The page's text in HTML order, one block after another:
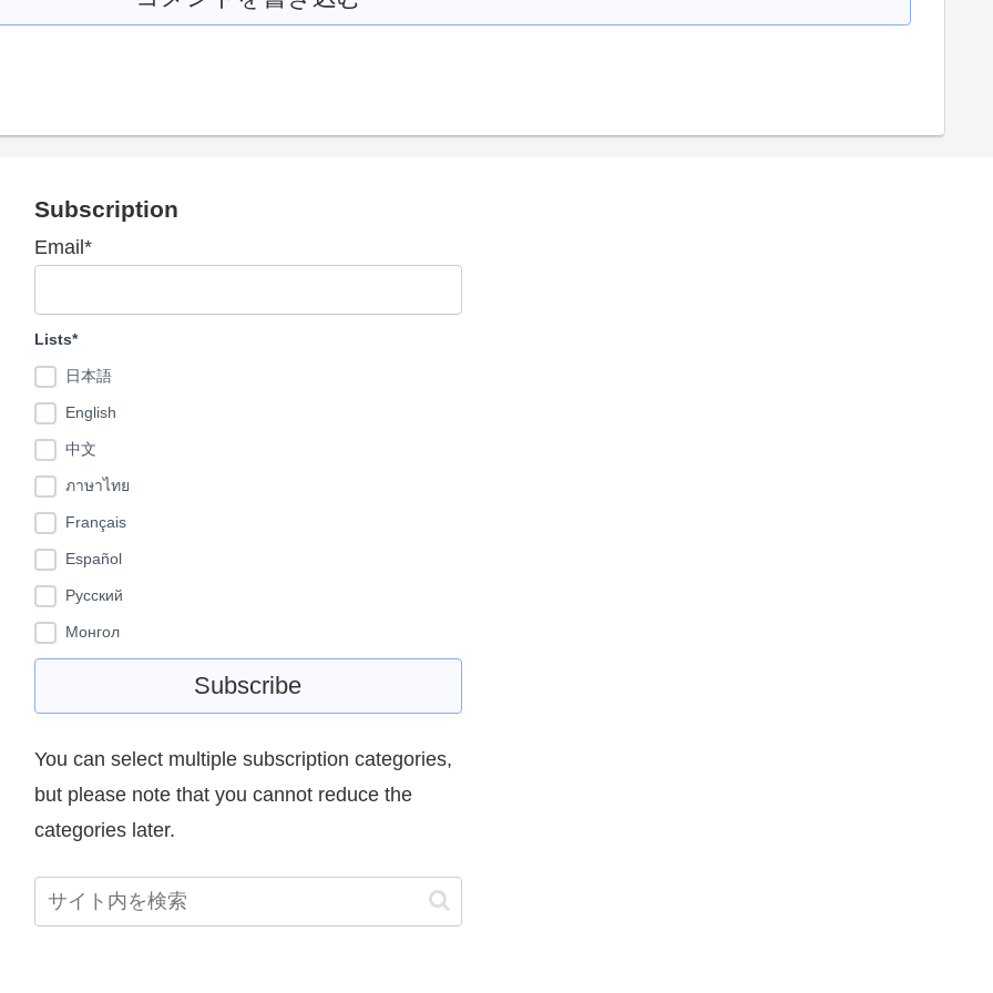
Subscription
Email*
Lists*
日本語
English
中文
ภาษาไทย
Français
Español
Pусский
Монгол
You can select multiple subscription categories,
but please note that you cannot reduce the
categories later.